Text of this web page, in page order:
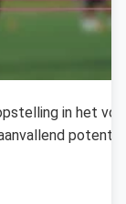
in het